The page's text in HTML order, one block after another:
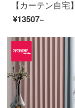
¥13507~